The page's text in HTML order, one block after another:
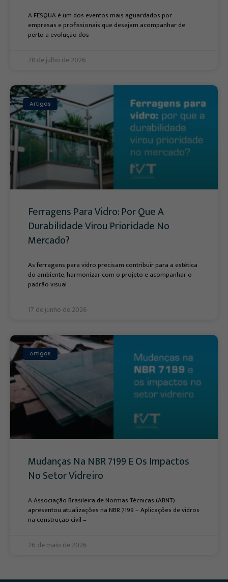
A FESQUA é um dos eventos mais aguardados por
empresas e profissionais que desejam acompanhar de
perto a evolução dos
28 de julho de 2026
Artigos
Ferragens Para Vidro: Por Que A
Durabilidade Virou Prioridade No
Mercado?
As ferragens para vidro precisam contribuir para a estética
do ambiente, harmonizar com o projeto e acompanhar o
padrão visual
17 de junho de 2026
Artigos
Mudanças Na NBR 7199 E Os Impactos
No Setor Vidreiro
A Associação Brasileira de Normas Técnicas (ABNT)
apresentou atualizações na NBR 7199 – Aplicações de vidros
na construção civil –
26 de maio de 2026